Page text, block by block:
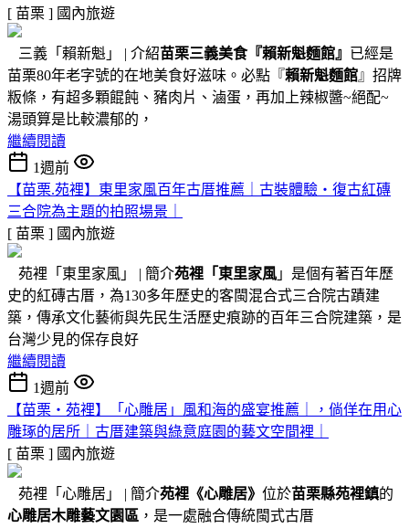
[ 苗栗 ] 國內旅遊
三義「賴新魁」 | 介紹苗栗三義美食『賴新魁麵館』 已經是
苗栗80年老字號的在地美食好滋味。必點『賴新魁麵館』招牌
粄條，有超多顆餛飩、豬肉片、滷蛋，再加上辣椒醬~絕配~
湯頭算是比較濃郁的，
繼續閱讀
1週前
【苗栗.苑裡】東里家風百年古厝推薦｜古裝體驗・復古紅磚
三合院為主題的拍照場景｜
[ 苗栗 ] 國內旅遊
苑裡「東里家風」 | 簡介苑裡「東里家風 」是個有著百年歷
史的紅磚古厝，為130多年歷史的客閩混合式三合院古蹟建
築，傳承文化藝術與先民生活歷史痕跡的百年三合院建築，是
台灣少見的保存良好
繼續閱讀
1週前
【苗栗・苑裡】「心雕居」風和海的盛宴推薦｜，倘佯在用心
雕琢的居所｜古厝建築與綠意庭園的藝文空間裡｜
[ 苗栗 ] 國內旅遊
苑裡「心雕居」 | 簡介苑裡 《心雕居》 位於苗栗縣苑裡鎮的
心雕居木雕藝文園區 ，是一處融合傳統閩式古厝